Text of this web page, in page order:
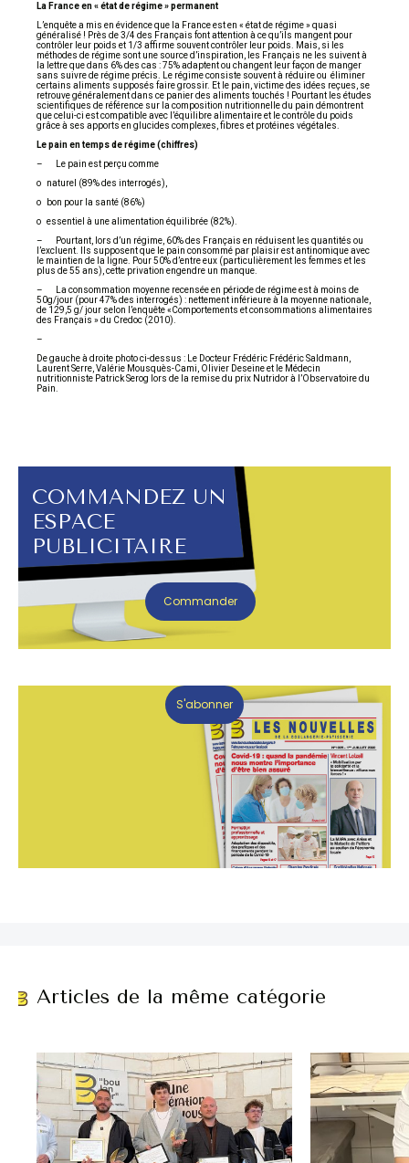
La France en « état de régime » permanent
L’enquête a mis en évidence que la France est en « état de régime » quasi
généralisé ! Près de 3/4 des Français font attention à ce qu’ils mangent pour
contrôler leur poids et 1/3 affirme souvent contrôler leur poids. Mais, si les
méthodes de régime sont une source d’inspiration, les Français ne les suivent à
la lettre que dans 6% des cas : 75% adaptent ou changent leur façon de manger
sans suivre de régime précis. Le régime consiste souvent à réduire ou éliminer
certains aliments supposés faire grossir. Et le pain, victime des idées reçues, se
retrouve généralement dans ce panier des aliments touchés ! Pourtant les études
scientifiques de référence sur la composition nutritionnelle du pain démontrent
que celui-ci est compatible avec l’équilibre alimentaire et le contrôle du poids
grâce à ses apports en glucides complexes, fibres et protéines végétales.
Le pain en temps de régime (chiffres)
– Le pain est perçu comme
o naturel (89% des interrogés),
o bon pour la santé (86%)
o essentiel à une alimentation équilibrée (82%).
– Pourtant, lors d’un régime, 60% des Français en réduisent les quantités ou
l’excluent. Ils supposent que le pain consommé par plaisir est antinomique avec
le maintien de la ligne. Pour 50% d’entre eux (particulièrement les femmes et les
plus de 55 ans), cette privation engendre un manque.
– La consommation moyenne recensée en période de régime est à moins de
50g/jour (pour 47% des interrogés) : nettement inférieure à la moyenne nationale,
de 129,5 g/ jour selon l’enquête «Comportements et consommations alimentaires
des Français » du Credoc (2010).
–
De gauche à droite photo ci-dessus : Le Docteur Frédéric Frédéric Saldmann,
Laurent Serre, Valérie Mousquès-Cami, Olivier Deseine et le Médecin
nutritionniste Patrick Serog lors de la remise du prix Nutridor à l’Observatoire du
Pain.
COMMANDEZ UN
ESPACE
PUBLICITAIRE
Commander
S'abonner
Articles de la même catégorie